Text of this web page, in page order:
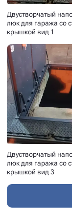
Двустворчатый
люк для гаража со
крышкой вид 1
Двустворчатый
люк для гаража со
крышкой вид 3